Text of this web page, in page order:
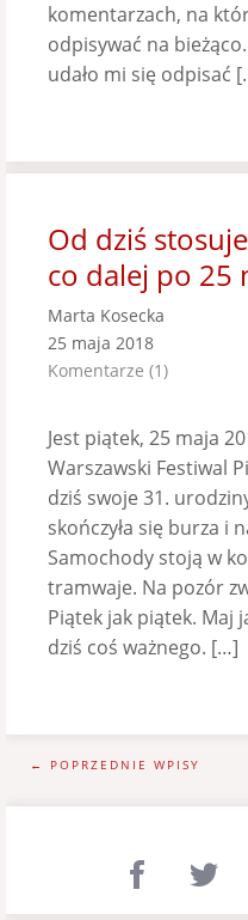
komentarzach, na
odpisywać na
udało mi się odpisać
Od dziś
co dalej po 25
Marta Kosecka
25 maja 2018
Komentarze (1)
Jest piątek, 25 maja
Warszawski Festiwal
dziś swoje 31.
skończyła się burza i
Samochody stoją w
tramwaje. Na pozór
Piątek jak piątek. Maj
dziś coś ważnego. […]
← POPRZEDNIE WPISY